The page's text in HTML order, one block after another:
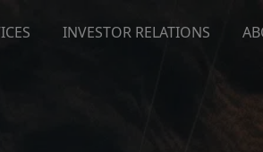
INVESTOR RELATIONS